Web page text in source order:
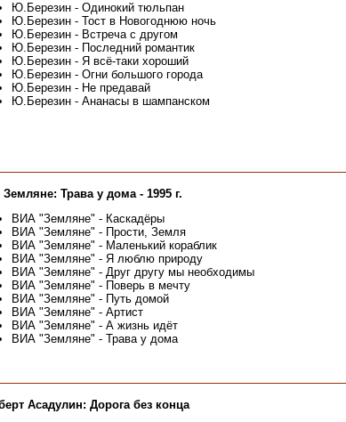
Ю.Березин - Одинокий тюльпан
Ю.Березин - Тост в Новогоднюю ночь
Ю.Березин - Встреча с другом
Ю.Березин - Последний романтик
Ю.Березин - Я всё-таки хороший
Ю.Березин - Огни большого города
Ю.Березин - Не предавай
Ю.Березин - Ананасы в шампанском
Трава у дома - 1995 г.
ВИА "Земляне" - Каскадёры
ВИА "Земляне" - Прости, Земля
ВИА "Земляне" - Маленький кораблик
ВИА "Земляне" - Я люблю природу
ВИА "Земляне" - Друг другу мы необходимы
ВИА "Земляне" - Поверь в мечту
ВИА "Земляне" - Путь домой
ВИА "Земляне" - Артист
ВИА "Земляне" - А жизнь идёт
ВИА "Земляне" - Трава у дома
Асадулин: Дорога без конца